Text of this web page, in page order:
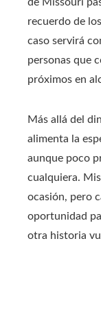
recuerdo de
caso servirá
personas que
próximos en
Más allá del
alimenta la
aunque poco
cualquiera.
ocasión, pero
oportunidad
otra historia